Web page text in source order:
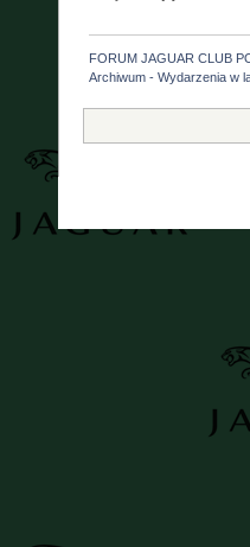
FORUM JAGUAR CLUB
Archiwum - Wydarzenia w